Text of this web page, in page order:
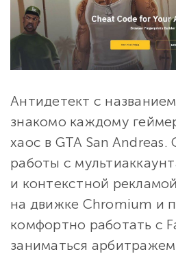
Антидетект с
знакомо каждому
хаос в GTA San Andreas.
работы с
и контекстной
на движке Chromium и
комфортно работать с
заниматься